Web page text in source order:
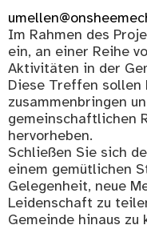
Im Rahmen des
ein, an einer Reihe
Aktivitäten in der
Diese Treffen sollen
zusammenbringen
gemeinschaftlichen
hervorheben.
Schließen Sie sich
einem gemütlichen
Gelegenheit, neue
Leidenschaft zu
Gemeinde hinaus zu